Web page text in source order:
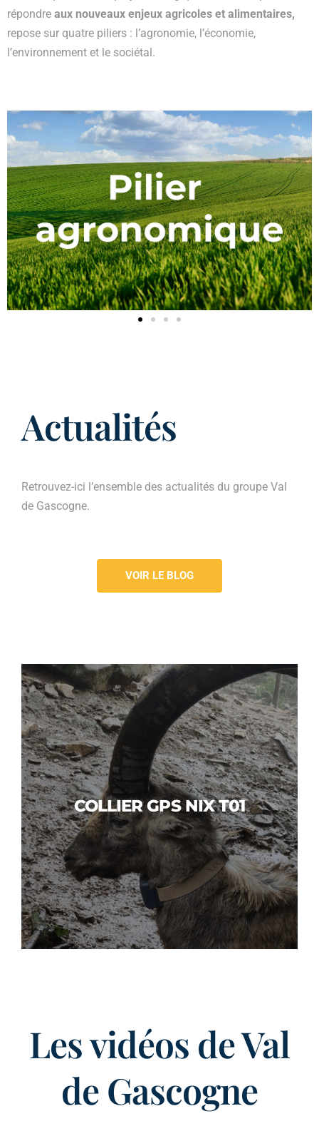
répondre aux nouveaux enjeux agricoles et alimentaires,
repose sur quatre piliers : l’agronomie, l’économie,
l’environnement et le sociétal.
Actualités
Retrouvez-ici l’ensemble des actualités du groupe Val
de Gascogne.
VOIR LE BLOG
COLLIER GPS NIX T01
Les vidéos de Val
de Gascogne